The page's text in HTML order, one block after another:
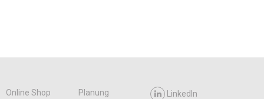
Online Shop
Planung
LinkedIn